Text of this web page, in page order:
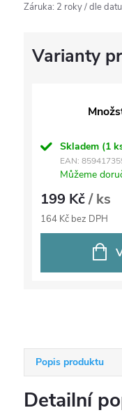
Záruka: 2 roky / dle
Skladem (1
EAN:
Můžeme
199 Kč/ ks
164 Kč bez DPH
Popis produktu
Detailní